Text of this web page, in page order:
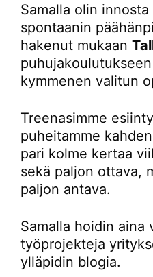
Samalla olin
spontaanin
hakenut mukaan
kymmenen valitun
Treenasimme
puheitamme
pari kolme kertaa
sekä paljon ottava,
paljon antava.
Samalla hoidin aina
työprojekteja
ylläpidin blogia.